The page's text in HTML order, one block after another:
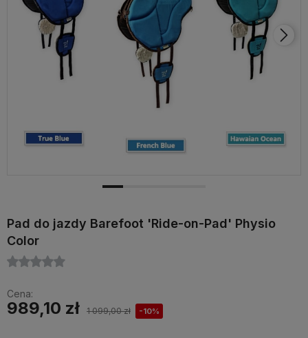
Pad do jazdy Barefoot 'Ride-on-Pad' Physio
Color
Cena:
989,10 zł 1 099,00 zł -10%